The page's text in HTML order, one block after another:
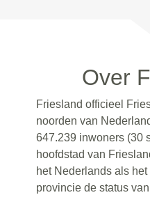
Over
Friesland officieel
noorden van
647.239 inwoners (30
hoofdstad van
het Nederlands als
provincie de status